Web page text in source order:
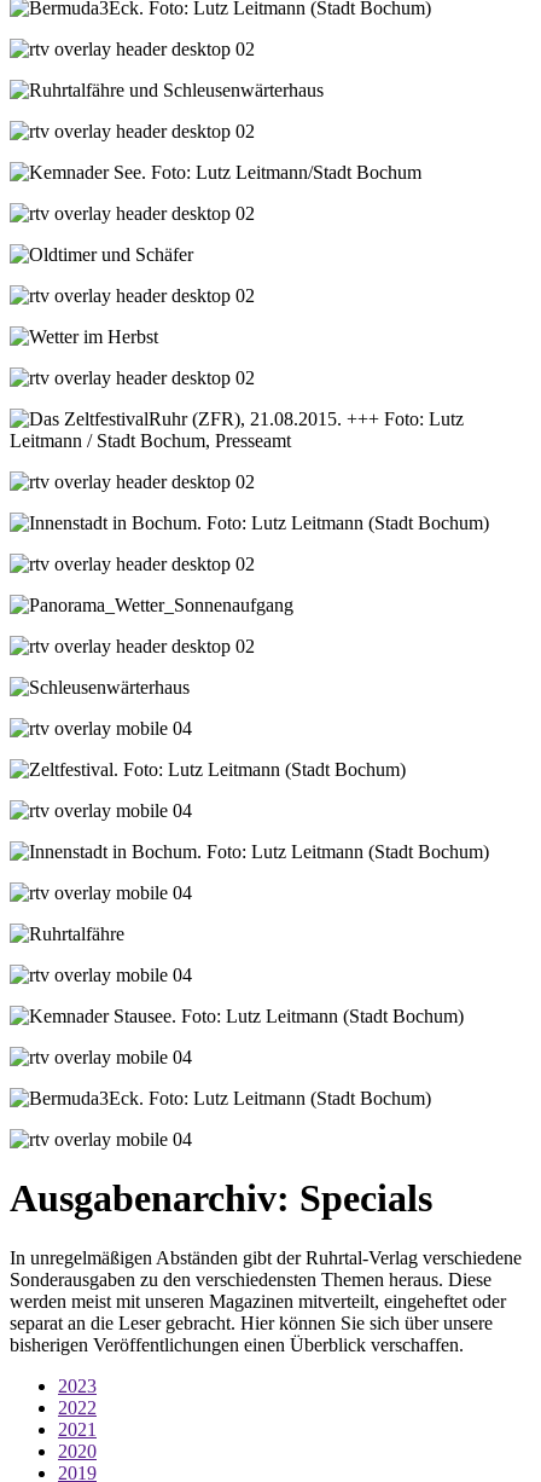
Ausgabenarchiv: Specials
In unregelmäßigen Abständen gibt der Ruhrtal-Verlag verschiedene
Sonderausgaben zu den verschiedensten Themen heraus. Diese
werden meist mit unseren Magazinen mitverteilt, eingeheftet oder
separat an die Leser gebracht. Hier können Sie sich über unsere
bisherigen Veröffentlichungen einen Überblick verschaffen.
2023
2022
2021
2020
2019